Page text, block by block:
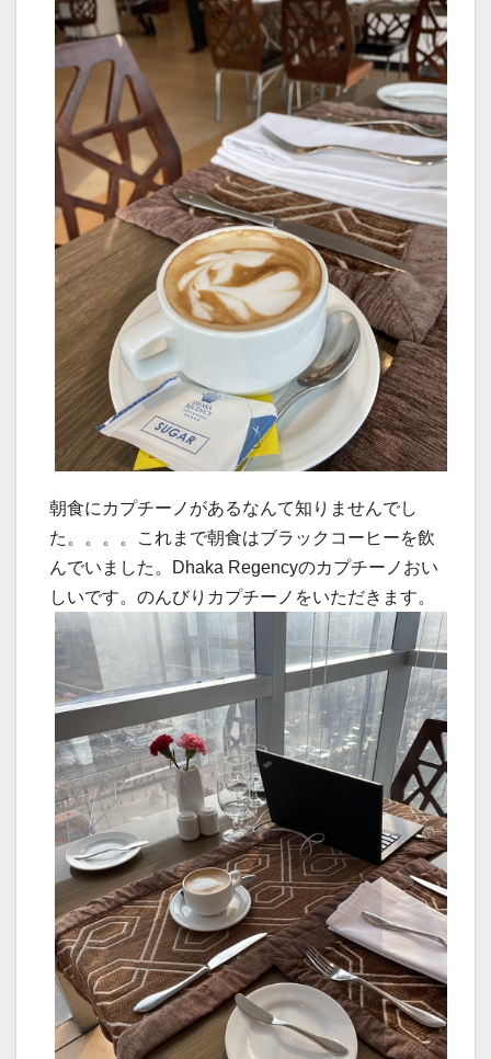
朝食にカプチーノがあるなんて知りませんでし
た。。。。これまで朝食はブラックコーヒーを飲
んでいました。Dhaka Regencyのカプチーノおい
しいです。のんびりカプチーノをいただきます。